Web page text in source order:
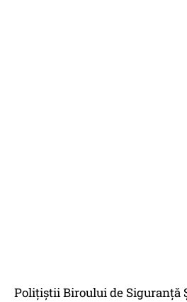
Polițiștii Biroului de Siguranță